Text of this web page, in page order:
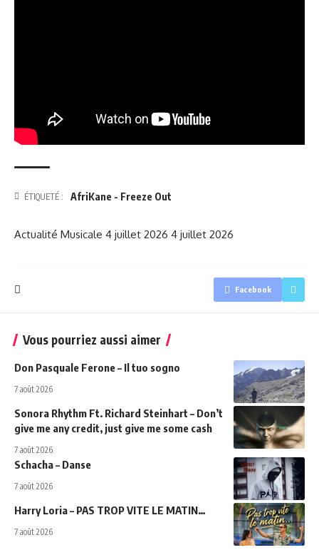
ÉTIQUETÉ : AfriKane - Freeze Out
Actualité Musicale 4 juillet 2026 4 juillet 2026
Facebook
Vous pourriez aussi aimer
Don Pasquale Ferone – Il tuo sogno
7 août 2026
Sonora Rhythm Ft. Richard Steinhart – Don’t
give me any credit, just give me some cash
7 août 2026
Schacha – Danse
7 août 2026
Harry Loria – PAS TROP VITE LE MATIN…
7 août 2026